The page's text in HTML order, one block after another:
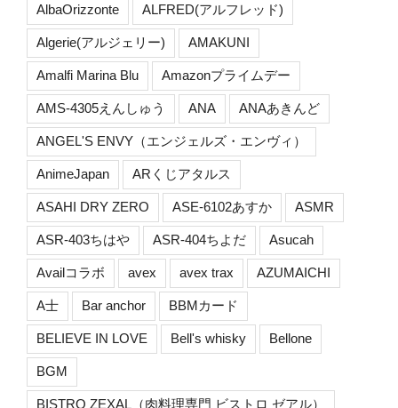
AlbaOrizzonte ALFRED(アルフレッド)
Algerie(アルジェリー) AMAKUNI
Amalfi Marina Blu Amazonプライムデー
AMS-4305えんしゅう ANA ANAあきんど
ANGEL'S ENVY（エンジェルズ・エンヴィ）
AnimeJapan ARくじアタルス
ASAHI DRY ZERO ASE-6102あすか ASMR
ASR-403ちはや ASR-404ちよだ Asucah
Availコラボ avex avex trax AZUMAICHI
A士 Bar anchor BBMカード
BELIEVE IN LOVE Bell's whisky Bellone
BGM
BISTRO ZEXAL（肉料理専門 ビストロ ゼアル）